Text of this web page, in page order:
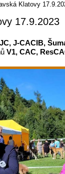
Klatovy
17.9.2023
J-CACIB,
V1, CAC,